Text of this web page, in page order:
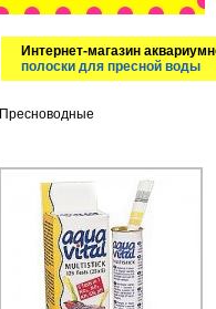
Интернет-магазин
полоски для пресной воды
Пресноводные